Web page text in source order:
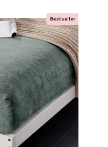
Bestseller